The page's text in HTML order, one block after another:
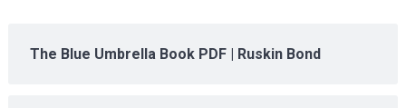
The Blue Umbrella Book PDF | Ruskin Bond